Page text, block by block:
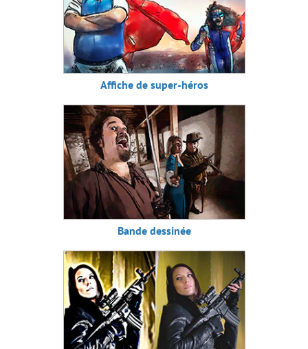
Affiche de super-héros
Bande dessinée